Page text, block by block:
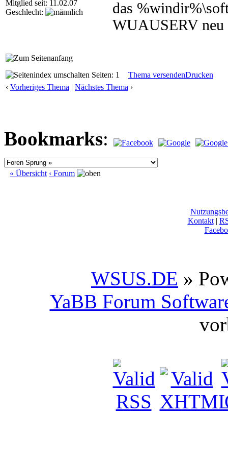
Mitglied seit: 11.02.07
Geschlecht:
das
WUAUSERV neu
Seiten: 1 Thema versendenDrucken
‹ Vorheriges Thema | Nächstes Thema ›
Bookmarks:
« Übersicht ‹ Forum
Kontakt|
WSUS.DE »
YaBB Forum